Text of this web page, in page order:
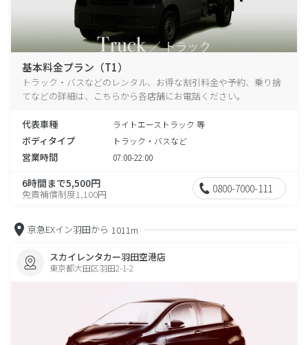
基本料金プラン（T1）
トラック・バスなどのレンタル、お得な割引料金や予約、乗り捨
てなどの詳細は、こちらから各店舗にお電話ください。
代表車種 ライトエーストラック 等
ボディタイプ トラック・バスなど
営業時間 07:00-22:00
6時間まで5,500円
免責補償制度1,100円 0800-7000-111
京急EXイン羽田から 1011m
スカイレンタカー羽田空港店
東京都大田区羽田2-1-2